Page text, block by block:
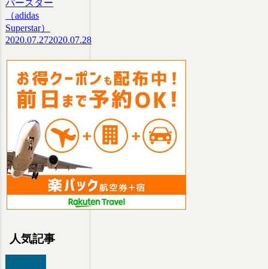
パースター
（adidas
Superstar）
2020.07.272020.07.28
人気記事